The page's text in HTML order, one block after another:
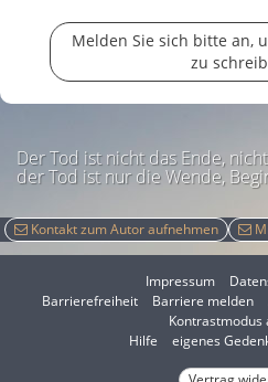
Melden Sie sich bitte an,
zu
Der Tod ist nicht das Ende,
der Tod ist nur die Wende,
Kontakt zum Autor aufnehmen
Impressum
Barrierefreiheit
Barriere melden
I
m
Kontrastmodus
Hilfe
eigenes